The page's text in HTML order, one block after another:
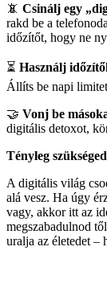
📵 Csinálj egy
rakd be a
időzítőt, hogy ne
⏳ Használj
Állíts be napi
🤝 Vonj be
digitális detoxot,
Tényleg
A digitális világ
alá vesz. Ha úgy
vagy, akkor itt az
megszabadulnod
uralja az életedet –